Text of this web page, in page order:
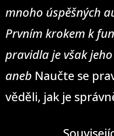
mnoho úspěšných
Prvním krokem k
pravidla je však
aneb Naučte se
věděli, jak je